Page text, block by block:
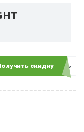
скидку
Открыть